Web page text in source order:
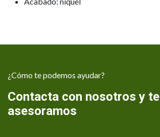
¿Cómo te podemos ayudar?
Contacta con nosotros y te
asesoramos